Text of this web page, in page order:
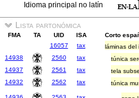
Idioma principal no latín
Lista partonómica
FMA TA UID ISA Corto
16057
tax láminas del
14938
2560 tax
túnica
14937
2561 tax
tela
14932
2562 tax túnica